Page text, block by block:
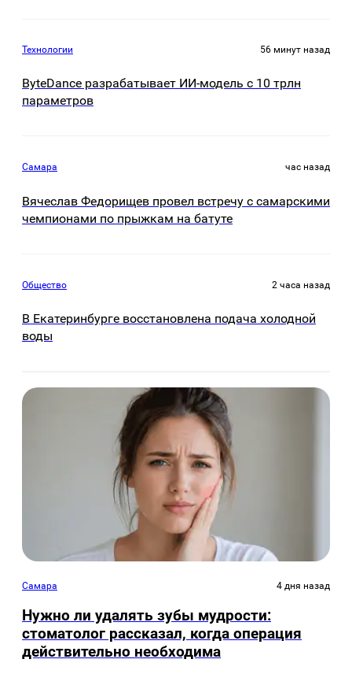
Технологии 56 минут назад
ByteDance разрабатывает ИИ-модель с 10 трлн
параметров
Самара час назад
Вячеслав Федорищев провел встречу с самарскими
чемпионами по прыжкам на батуте
Общество 2 часа назад
В Екатеринбурге восстановлена подача холодной
воды
Самара 4 дня назад
Нужно ли удалять зубы мудрости:
стоматолог рассказал, когда операция
действительно необходима